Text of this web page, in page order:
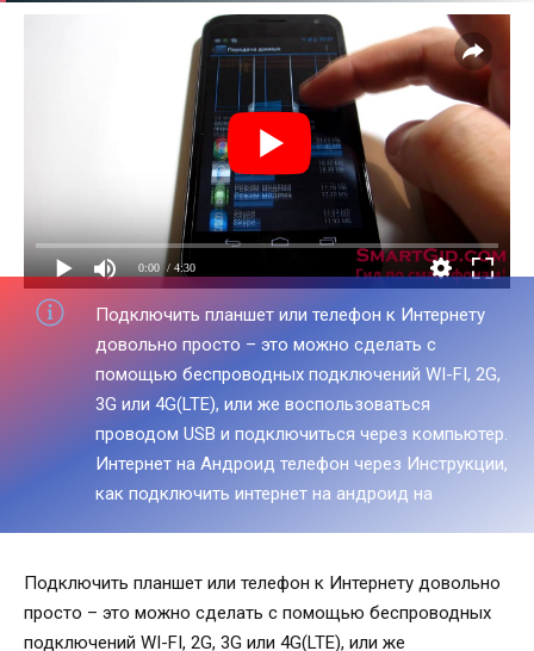
0:00 / 4:30
Подключить планшет или телефон к Интернету
довольно просто – это можно сделать с
помощью беспроводных подключений WI-FI, 2G,
3G или 4G(LTE), или же воспользоваться
проводом USB и подключиться через компьютер.
Интернет на Андроид телефон через Инструкции,
как подключить интернет на андроид на
Подключить планшет или телефон к Интернету довольно
просто – это можно сделать с помощью беспроводных
подключений WI-FI, 2G, 3G или 4G(LTE), или же